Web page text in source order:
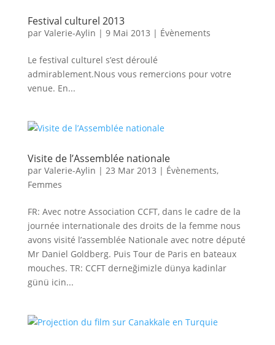
Festival culturel 2013
par Valerie-Aylin | 9 Mai 2013 | Évènements
Le festival culturel s’est déroulé
admirablement.Nous vous remercions pour votre
venue. En...
Visite de l’Assemblée nationale
par Valerie-Aylin | 23 Mar 2013 | Évènements,
Femmes
FR: Avec notre Association CCFT, dans le cadre de la
journée internationale des droits de la femme nous
avons visité l’assemblée Nationale avec notre député
Mr Daniel Goldberg. Puis Tour de Paris en bateaux
mouches. TR: CCFT derneğimizle dünya kadinlar
günü icin...